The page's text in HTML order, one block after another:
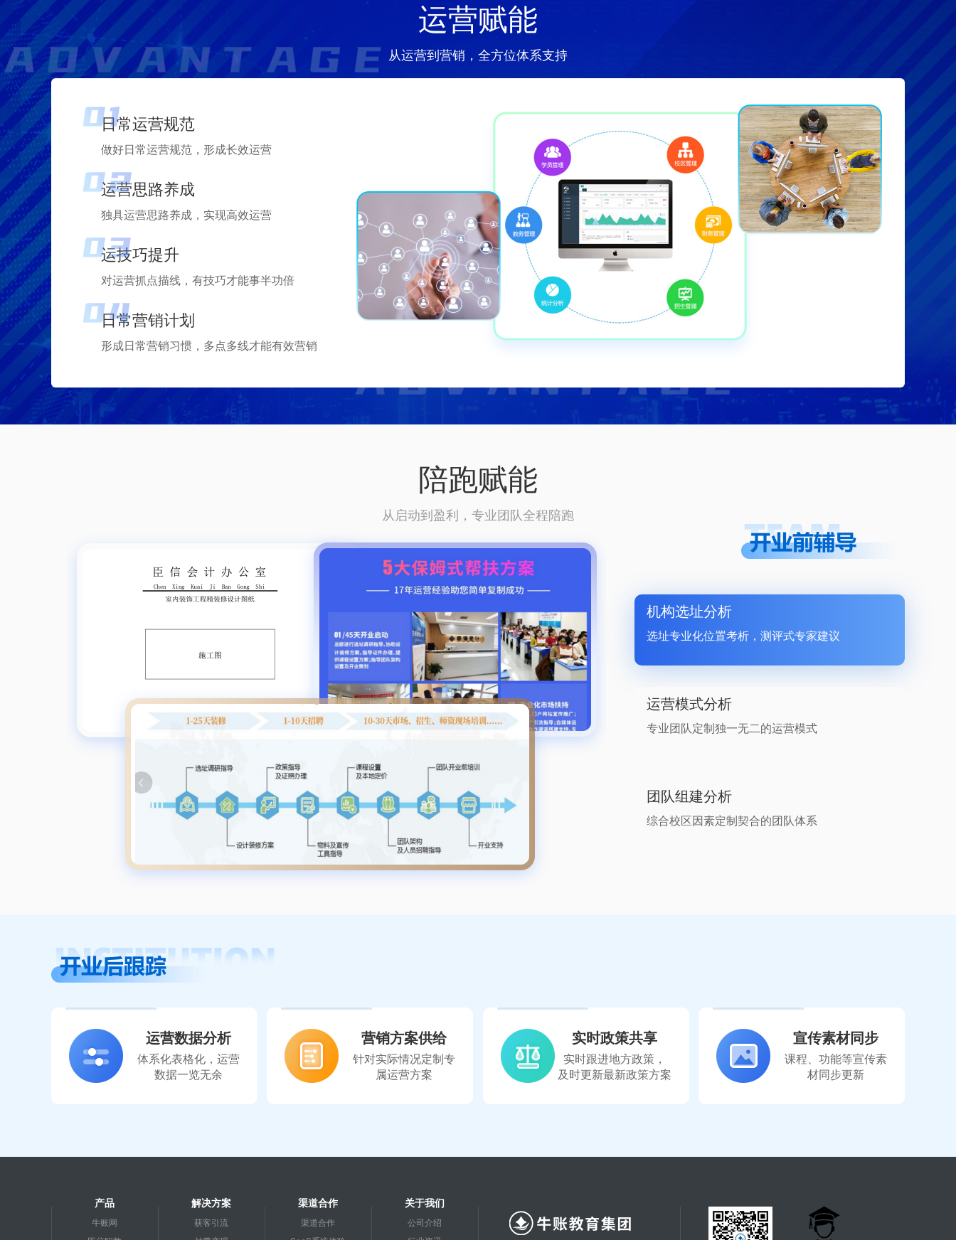
运营赋能
从运营到营销，全方位体系支持
日常运营规范
做好日常运营规范，形成长效运营
运营思路养成
独具运营思路养成，实现高效运营
运技巧提升
对运营抓点描线，有技巧才能事半功倍
日常营销计划
形成日常营销习惯，多点多线才能有效营销
陪跑赋能
从启动到盈利，专业团队全程陪跑
机构选址分析
选址专业化位置考析，测评式专家建议
运营模式分析
专业团队定制独一无二的运营模式
团队组建分析
综合校区因素定制契合的团队体系
运营数据分析
体系化表格化，运营
数据一览无余
营销方案供给
针对实际情况定制专
属运营方案
实时政策共享
实时跟进地方政策，
及时更新最新政策方案
宣传素材同步
课程、功能等宣传素
材同步更新
产品
牛账网
解决方案
获客引流
渠道合作
渠道合作
关于我们
公司介绍